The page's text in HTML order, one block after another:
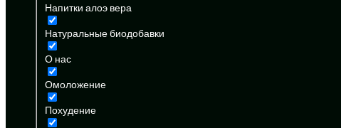
Напитки алоэ вера
Натуральные биодобавки
О нас
Омоложение
Похудение